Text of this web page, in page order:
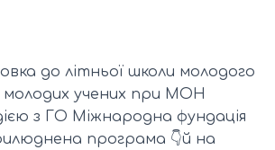
до літньої школи молодого
молодих учених при МОН
з ГО Міжнародна фундація
програма 👇й на